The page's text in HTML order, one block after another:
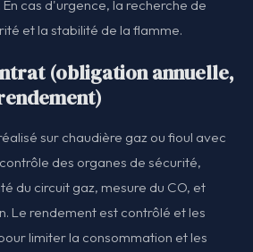
cas d'urgence, la recherche de
et la stabilité de la flamme.
(obligation annuelle,
sur chaudière gaz ou fioul avec
des organes de sécurité,
du circuit gaz, mesure du CO, et
Le rendement est contrôlé et les
limiter la consommation et les